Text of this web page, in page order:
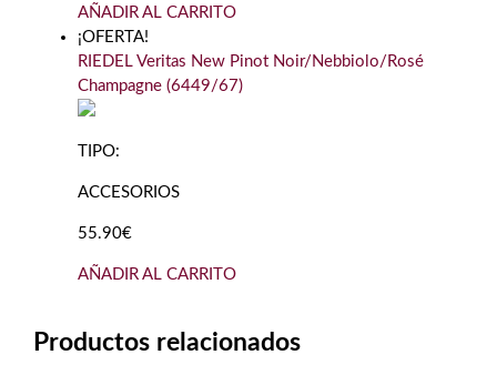
AÑADIR AL CARRITO
¡OFERTA!
RIEDEL Veritas New Pinot Noir/Nebbiolo/Rosé
Champagne (6449/67)
TIPO:
ACCESORIOS
55.90€
AÑADIR AL CARRITO
Productos relacionados